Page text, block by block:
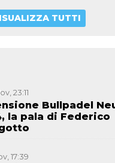
TUTTI
23:11
Bullpadel
la pala di Federico
17:39